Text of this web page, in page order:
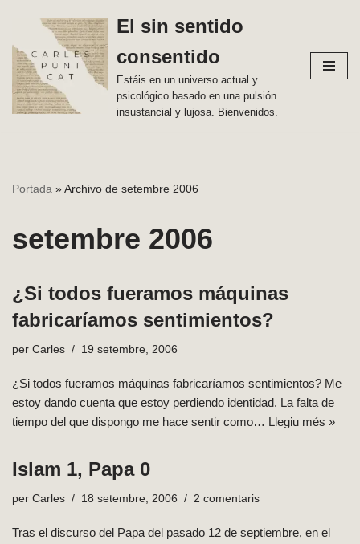
Vés
al
contingut
El sin sentido
consentido
Estáis en un universo actual y
psicológico basado en una pulsión
insustancial y lujosa. Bienvenidos.
Portada »Archivo de setembre 2006
setembre 2006
¿Si todos fueramos máquinas
fabricaríamos sentimientos?
per Carles 19 setembre, 2006
¿Si todos fueramos máquinas fabricaríamos sentimientos? Me
estoy dando cuenta que estoy perdiendo identidad. La falta de
tiempo del que dispongo me hace sentir como… Llegiu més »
Islam 1, Papa 0
per Carles 18 setembre, 2006 2 comentaris
Tras el discurso del Papa del pasado 12 de septiembre, en el